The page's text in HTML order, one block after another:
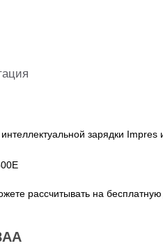
зарядки
рассчитывать на бесплатную